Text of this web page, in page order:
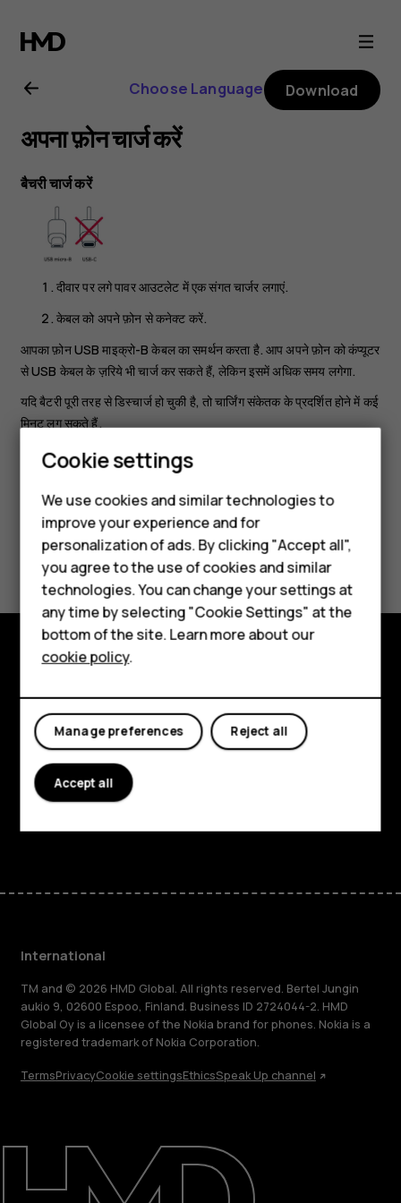
Nokia
3.2
user
guide
Smartphones
Feature phones
Phones for kids
Accessories
HMD Terra M
For business
Tablets
Repair, reuse, recycle
Sustainability
Support
Choose Language Download
अपना फ़ोन चार्ज करें
बैचरी चार्ज करें
दीवार पर लगे पावर आउटलेट में एक संगत चार्जर लगाएं.
केबल को अपने फ़ोन से कनेक्ट करें.
आपका फ़ोन USB माइक्रो-B केबल का समर्थन करता है. आप अपने फ़ोन को कंप्यूटर
से USB केबल के ज़रिये भी चार्ज कर सकते हैं, लेकिन इसमें अधिक समय लगेगा.
यदि बैटरी पूरी तरह से डिस्चार्ज हो चुकी है, तो चार्जिंग संकेतक के प्रदर्शित होने में कई
मिनट लग सकते हैं.
Did you find this helpful?
Yes No
About
Planet and people
Support
International
TM and © 2026 HMD Global. All rights reserved. Bertel Jungin
aukio 9, 02600 Espoo, Finland. Business ID 2724044-2. HMD
Global Oy is a licensee of the Nokia brand for phones. Nokia is a
registered trademark of Nokia Corporation.
TermsPrivacyCookie settingsEthicsSpeak Up channel
Cookie settings
We use cookies and similar technologies to
improve your experience and for
personalization of ads. By clicking "Accept all",
you agree to the use of cookies and similar
technologies. You can change your settings at
any time by selecting "Cookie Settings" at the
bottom of the site. Learn more about our
cookie policy.
Reject all
Manage preferences
Accept all